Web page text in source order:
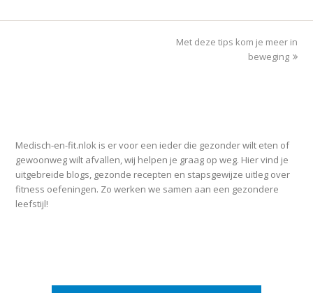
next
Met deze tips kom je meer in
beweging
Medisch-en-fit.nlok is er voor een ieder die gezonder wilt eten of
gewoonweg wilt afvallen, wij helpen je graag op weg. Hier vind je
uitgebreide blogs, gezonde recepten en stapsgewijze uitleg over
fitness oefeningen. Zo werken we samen aan een gezondere
leefstijl!